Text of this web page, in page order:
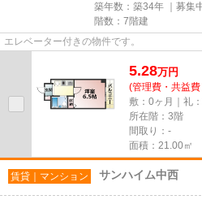
築年数：築34年 ｜募集
階数：7階建
エレベーター付きの物件です。
5.28万円
(管理費・共益
敷：0ヶ月｜礼
所在階：3階
間取り：-
面積：21.00㎡
賃貸｜マンション サンハイム中西